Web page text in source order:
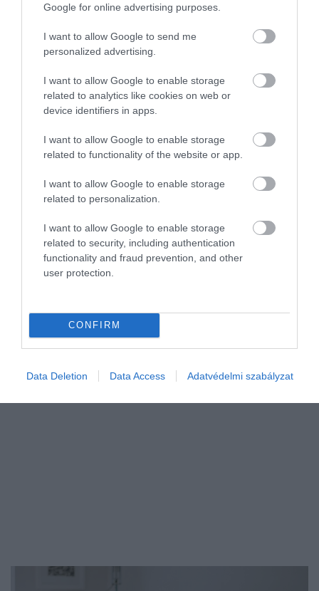
Google for online advertising purposes.
I want to allow Google to send me
personalized advertising.
I want to allow Google to enable storage
related to analytics like cookies on web or
device identifiers in apps.
I want to allow Google to enable storage
related to functionality of the website or app.
I want to allow Google to enable storage
related to personalization.
I want to allow Google to enable storage
related to security, including authentication
functionality and fraud prevention, and other
user protection.
CONFIRM
Data Deletion Data Access Adatvédelmi szabályzat
Visszafoglalnák a görögök a tengerpartjukat
melyek engedély nélkül tettek ki napágyakat és asztalokat a partra.